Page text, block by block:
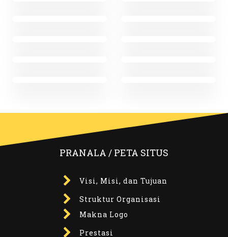
PRANALA / PETA SITUS
Visi, Misi, dan Tujuan
Struktur Organisasi
Makna Logo
Prestasi